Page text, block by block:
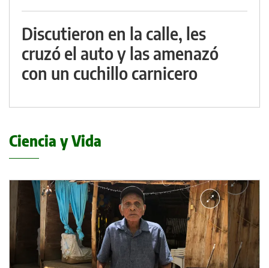
Discutieron en la calle, les
cruzó el auto y las amenazó
con un cuchillo carnicero
Ciencia y Vida